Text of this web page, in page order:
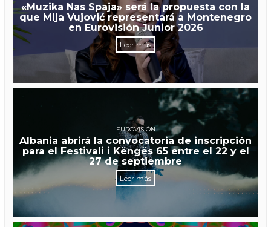
«Muzika Nas Spaja» será la propuesta con la
que Mija Vujović representará a Montenegro
en Eurovisión Junior 2026
Leer más
EUROVISIÓN
Albania abrirá la convocatoria de inscripción
para el Festivali i Këngës 65 entre el 22 y el
27 de septiembre
Leer más